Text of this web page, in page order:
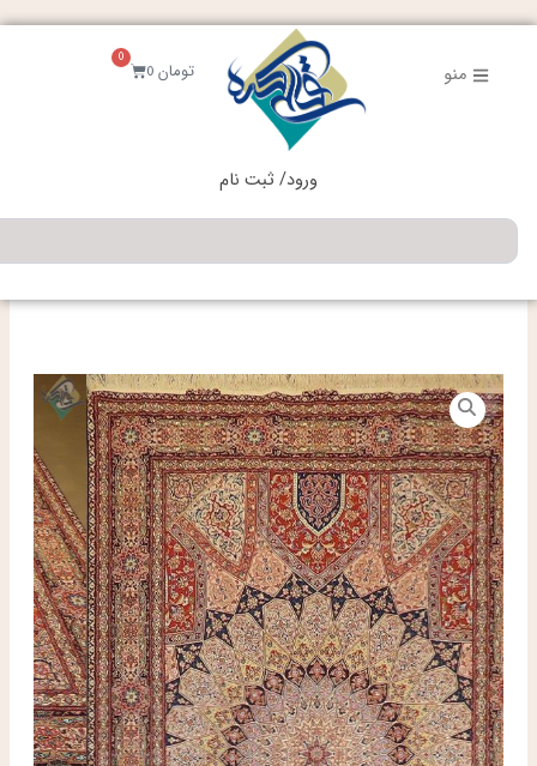
رفتن
منو تومان0
0
سبد
خرید
ورود/ ثبت نام
جستجو